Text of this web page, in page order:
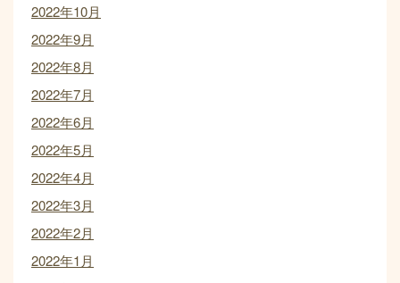
2022年10月
2022年9月
2022年8月
2022年7月
2022年6月
2022年5月
2022年4月
2022年3月
2022年2月
2022年1月